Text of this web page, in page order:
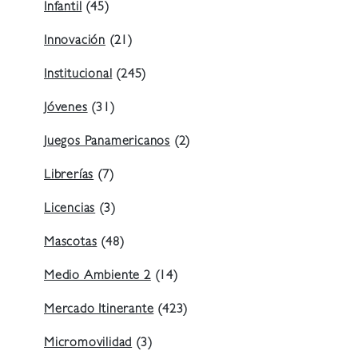
Infantil(45)
Innovación (21)
Institucional(245)
Jóvenes(31)
Juegos Panamericanos (2)
Librerías(7)
Licencias(3)
Mascotas(48)
Medio Ambiente 2(14)
Mercado Itinerante(423)
Micromovilidad(3)